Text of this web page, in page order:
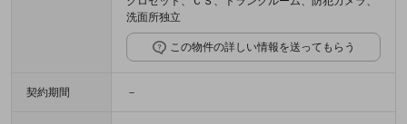
洗面所独立
この物件の詳しい情報を送ってもらう
契約期間 －